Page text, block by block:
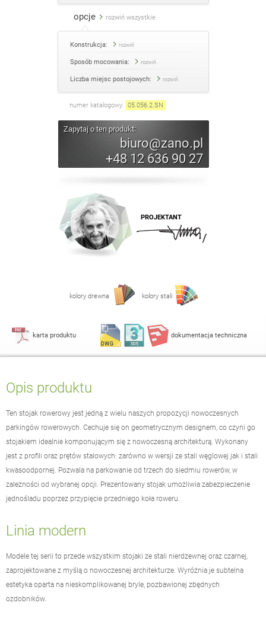
opcje rozwiń wszystkie
Konstrukcja: rozwiń
Sposób mocowania: rozwiń
Liczba miejsc postojowych: rozwiń
numer katalogowy: 05.056.2.SN
Zapytaj o ten produkt:
biuro@zano.pl
+48 12 636 90 27
PROJEKTANT
kolory drewna kolory stali
karta produktu dokumentacja techniczna
Opis produktu
Ten stojak rowerowy jest jedną z wielu naszych propozycji nowoczesnych
parkingów rowerowych. Cechuje się on geometrycznym designem, co czyni go
stojakiem idealnie komponującym się z nowoczesną architekturą. Wykonany
jest z profili oraz prętów stalowych: zarówno w wersji ze stali węglowej jak i stali
kwasoodpornej. Pozwala na parkowanie od trzech do siedmiu rowerów, w
zależności od wybranej opcji. Prezentowany stojak umożliwia zabezpieczenie
jednośladu poprzez przypięcie przedniego koła roweru.
Linia modern
Modele tej serii to przede wszystkim stojaki ze stali nierdzewnej oraz czarnej,
zaprojektowane z myślą o nowoczesnej architekturze. Wyróżnia je subtelna
estetyka oparta na nieskomplikowanej bryle, pozbawionej zbędnych
ozdobników.